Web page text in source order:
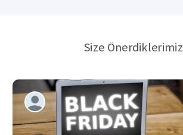
Size Önerdiklerimiz